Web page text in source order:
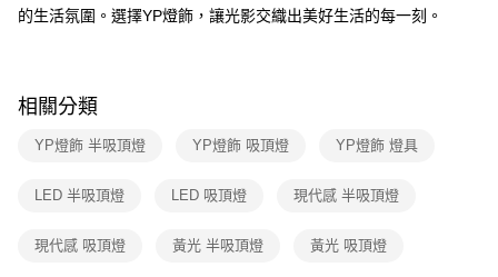
２．便利：只要手機號碼，簡訊認證，即可結帳。
結帳頁面，進行簡訊認證並確認金額後，即可完成結帳。
３．收到繳費通知簡訊後14天內，點擊此簡訊中的連結，可透過四大超商／
※ 請注意：結帳手續完成當下不需立刻繳費，但若您需要取消訂單，請聯絡
※ 交易是否成功請以「AFTEE先享後付 」之結帳頁面顯示為準，若有關於
的生活氛圍。選擇YP燈飾，讓光影交織出美好生活的每一刻。
相關分類
YP燈飾 半吸頂燈 YP燈飾 吸頂燈 YP燈飾 燈具
LED 半吸頂燈 LED 吸頂燈 現代感 半吸頂燈
現代感 吸頂燈 黃光 半吸頂燈 黃光 吸頂燈